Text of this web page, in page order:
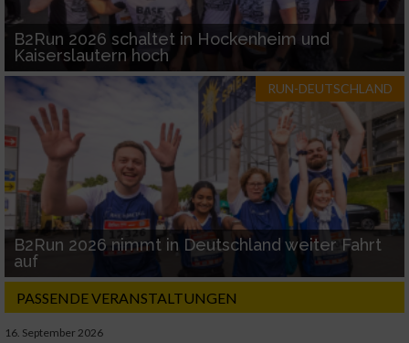
B2Run 2026 schaltet in Hockenheim und
Kaiserslautern hoch
RUN-DEUTSCHLAND
B2Run 2026 nimmt in Deutschland weiter Fahrt
auf
PASSENDE VERANSTALTUNGEN
16. September 2026